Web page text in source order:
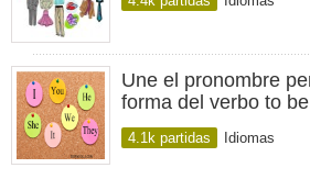
Une el pronombre
forma del verbo to be
4.1k partidas Idiomas